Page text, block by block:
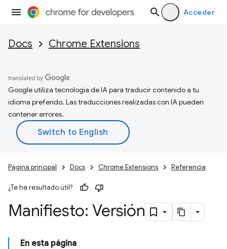
Acceder
Docs Chrome Extensions
Google utiliza tecnología de IA para traducir contenido a tu
idioma preferido. Las traducciones realizadas con IA pueden
contener errores.
Página principal Docs Chrome Extensions Referencia
¿Te ha resultado útil?
Manifiesto: Versión
En esta página